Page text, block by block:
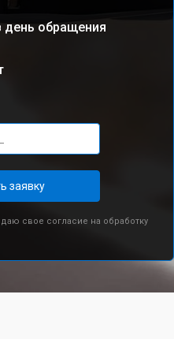
день обращения
заявку
свое согласие на обработку